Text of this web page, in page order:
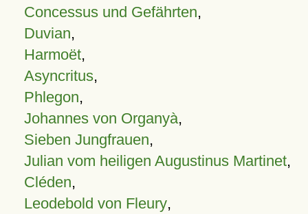
Concessus und Gefährten,
Duvian,
Harmoët,
Asyncritus,
Phlegon,
Johannes von Organyà,
Sieben Jungfrauen,
Julian vom heiligen Augustinus Martinet,
Cléden,
Leodebold von Fleury,